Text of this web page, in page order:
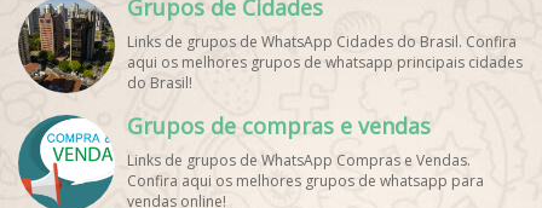
Grupos de Cidades
Links de grupos de WhatsApp Cidades do Brasil. Confira
aqui os melhores grupos de whatsapp principais cidades
do Brasil!
Grupos de compras e vendas
Links de grupos de WhatsApp Compras e Vendas.
Confira aqui os melhores grupos de whatsapp para
vendas online!